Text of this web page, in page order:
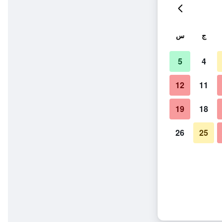
ج س
4
5
11
12
18
19
25
26